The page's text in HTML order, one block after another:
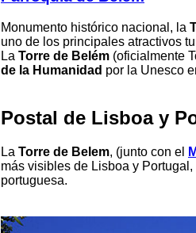
Monumento histórico nacional, la
uno de los principales atractivos
La Torre de Belém (oficialmente
de la Humanidad por la Unesco
Postal de Lisboa y
La Torre de Belem, (junto con el
más visibles de Lisboa y
portuguesa.